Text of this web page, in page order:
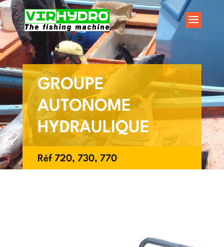
GROUPE
AUTONOME
HYDRAULIQUE
Réf 720, 730, 770